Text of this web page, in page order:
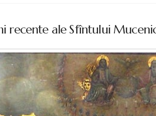
recente ale Sfîntului